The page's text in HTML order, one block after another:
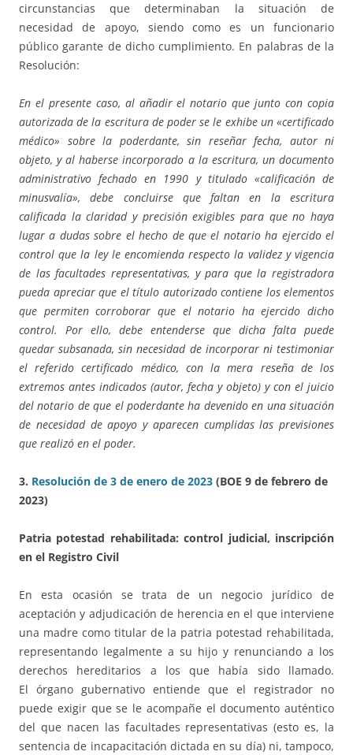
circunstancias que determinaban la situación de
necesidad de apoyo, siendo como es un funcionario
público garante de dicho cumplimiento. En palabras de la
Resolución:
En el presente caso, al añadir el notario que junto con copia
autorizada de la escritura de poder se le exhibe un «certificado
médico» sobre la poderdante, sin reseñar fecha, autor ni
objeto, y al haberse incorporado a la escritura, un documento
administrativo fechado en 1990 y titulado «calificación de
minusvalía», debe concluirse que faltan en la escritura
calificada la claridad y precisión exigibles para que no haya
lugar a dudas sobre el hecho de que el notario ha ejercido el
control que la ley le encomienda respecto la validez y vigencia
de las facultades representativas, y para que la registradora
pueda apreciar que el título autorizado contiene los elementos
que permiten corroborar que el notario ha ejercido dicho
control. Por ello, debe entenderse que dicha falta puede
quedar subsanada, sin necesidad de incorporar ni testimoniar
el referido certificado médico, con la mera reseña de los
extremos antes indicados (autor, fecha y objeto) y con el juicio
del notario de que el poderdante ha devenido en una situación
de necesidad de apoyo y aparecen cumplidas las previsiones
que realizó en el poder.
3. Resolución de 3 de enero de 2023 (BOE 9 de febrero de
2023)
Patria potestad rehabilitada: control judicial, inscripción
en el Registro Civil
En esta ocasión se trata de un negocio jurídico de
aceptación y adjudicación de herencia en el que interviene
una madre como titular de la patria potestad rehabilitada,
representando legalmente a su hijo y renunciando a los
derechos hereditarios a los que había sido llamado.
El órgano gubernativo entiende que el registrador no
puede exigir que se le acompañe el documento auténtico
del que nacen las facultades representativas (esto es, la
sentencia de incapacitación dictada en su día) ni, tampoco,